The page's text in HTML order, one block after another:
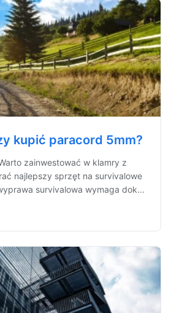
kupić paracord 5mm?
zainwestować w klamry z
najlepszy sprzęt na survivalowe
survivalowa wymaga dok...